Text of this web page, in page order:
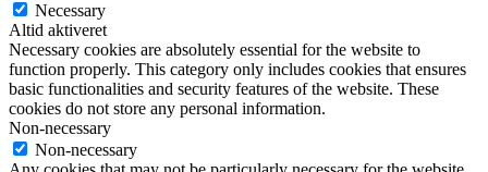
Necessary
Altid aktiveret
Necessary cookies are absolutely essential for the website to
function properly. This category only includes cookies that ensures
basic functionalities and security features of the website. These
cookies do not store any personal information.
Non-necessary
Non-necessary